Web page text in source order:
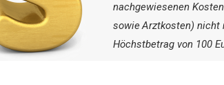
nachgewiesenen
sowie Arztkosten) nicht
Höchstbetrag von 100